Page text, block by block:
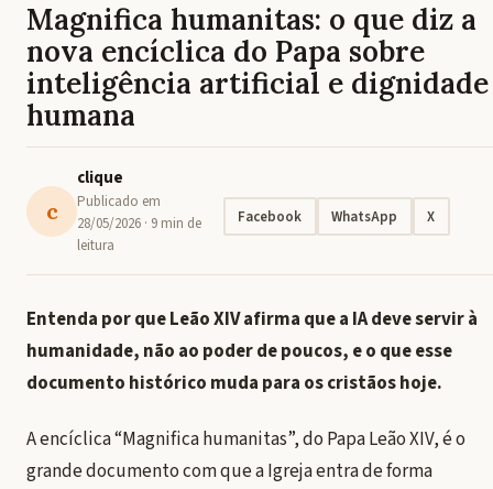
Magnifica humanitas: o que diz a
nova encíclica do Papa sobre
inteligência artificial e dignidade
humana
c
clique
Publicado em
28/05/2026 · 9 min de
leitura
Facebook WhatsApp X
Entenda por que Leão XIV afirma que a IA deve servir à
humanidade, não ao poder de poucos, e o que esse
documento histórico muda para os cristãos hoje.
A encíclica “Magnifica humanitas”, do Papa Leão XIV, é o
grande documento com que a Igreja entra de forma